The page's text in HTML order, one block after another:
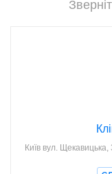
Київ вул. Щекавицька,